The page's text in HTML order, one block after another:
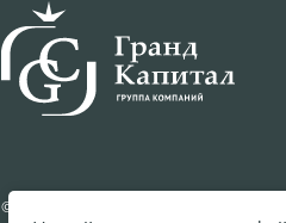
© 2002—2026 ООО «ФК Гранд Капитал»